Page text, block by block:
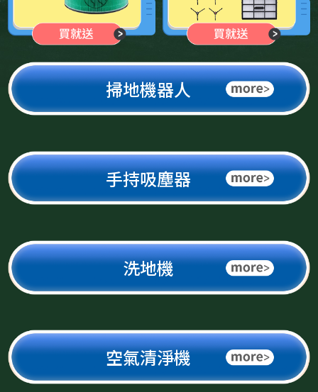
掃地機器人
手持吸塵器
洗地機
空氣清淨機